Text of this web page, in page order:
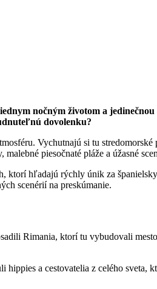
nočným životom a
dovolenku?
Vychutnajú si tu stredomorské
piesočnaté pláže a úžasné
hľadajú rýchly únik za
scenérií na preskúmanie.
Rimania, ktorí tu vybudovali
a cestovatelia z celého sveta,